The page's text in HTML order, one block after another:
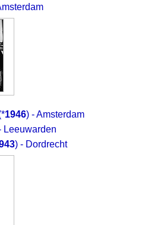
1946) - Amsterdam
Leeuwarden
) - Dordrecht